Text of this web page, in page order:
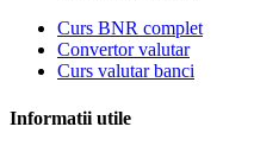
Curs BNR complet
Convertor valutar
Curs valutar banci
Informatii utile